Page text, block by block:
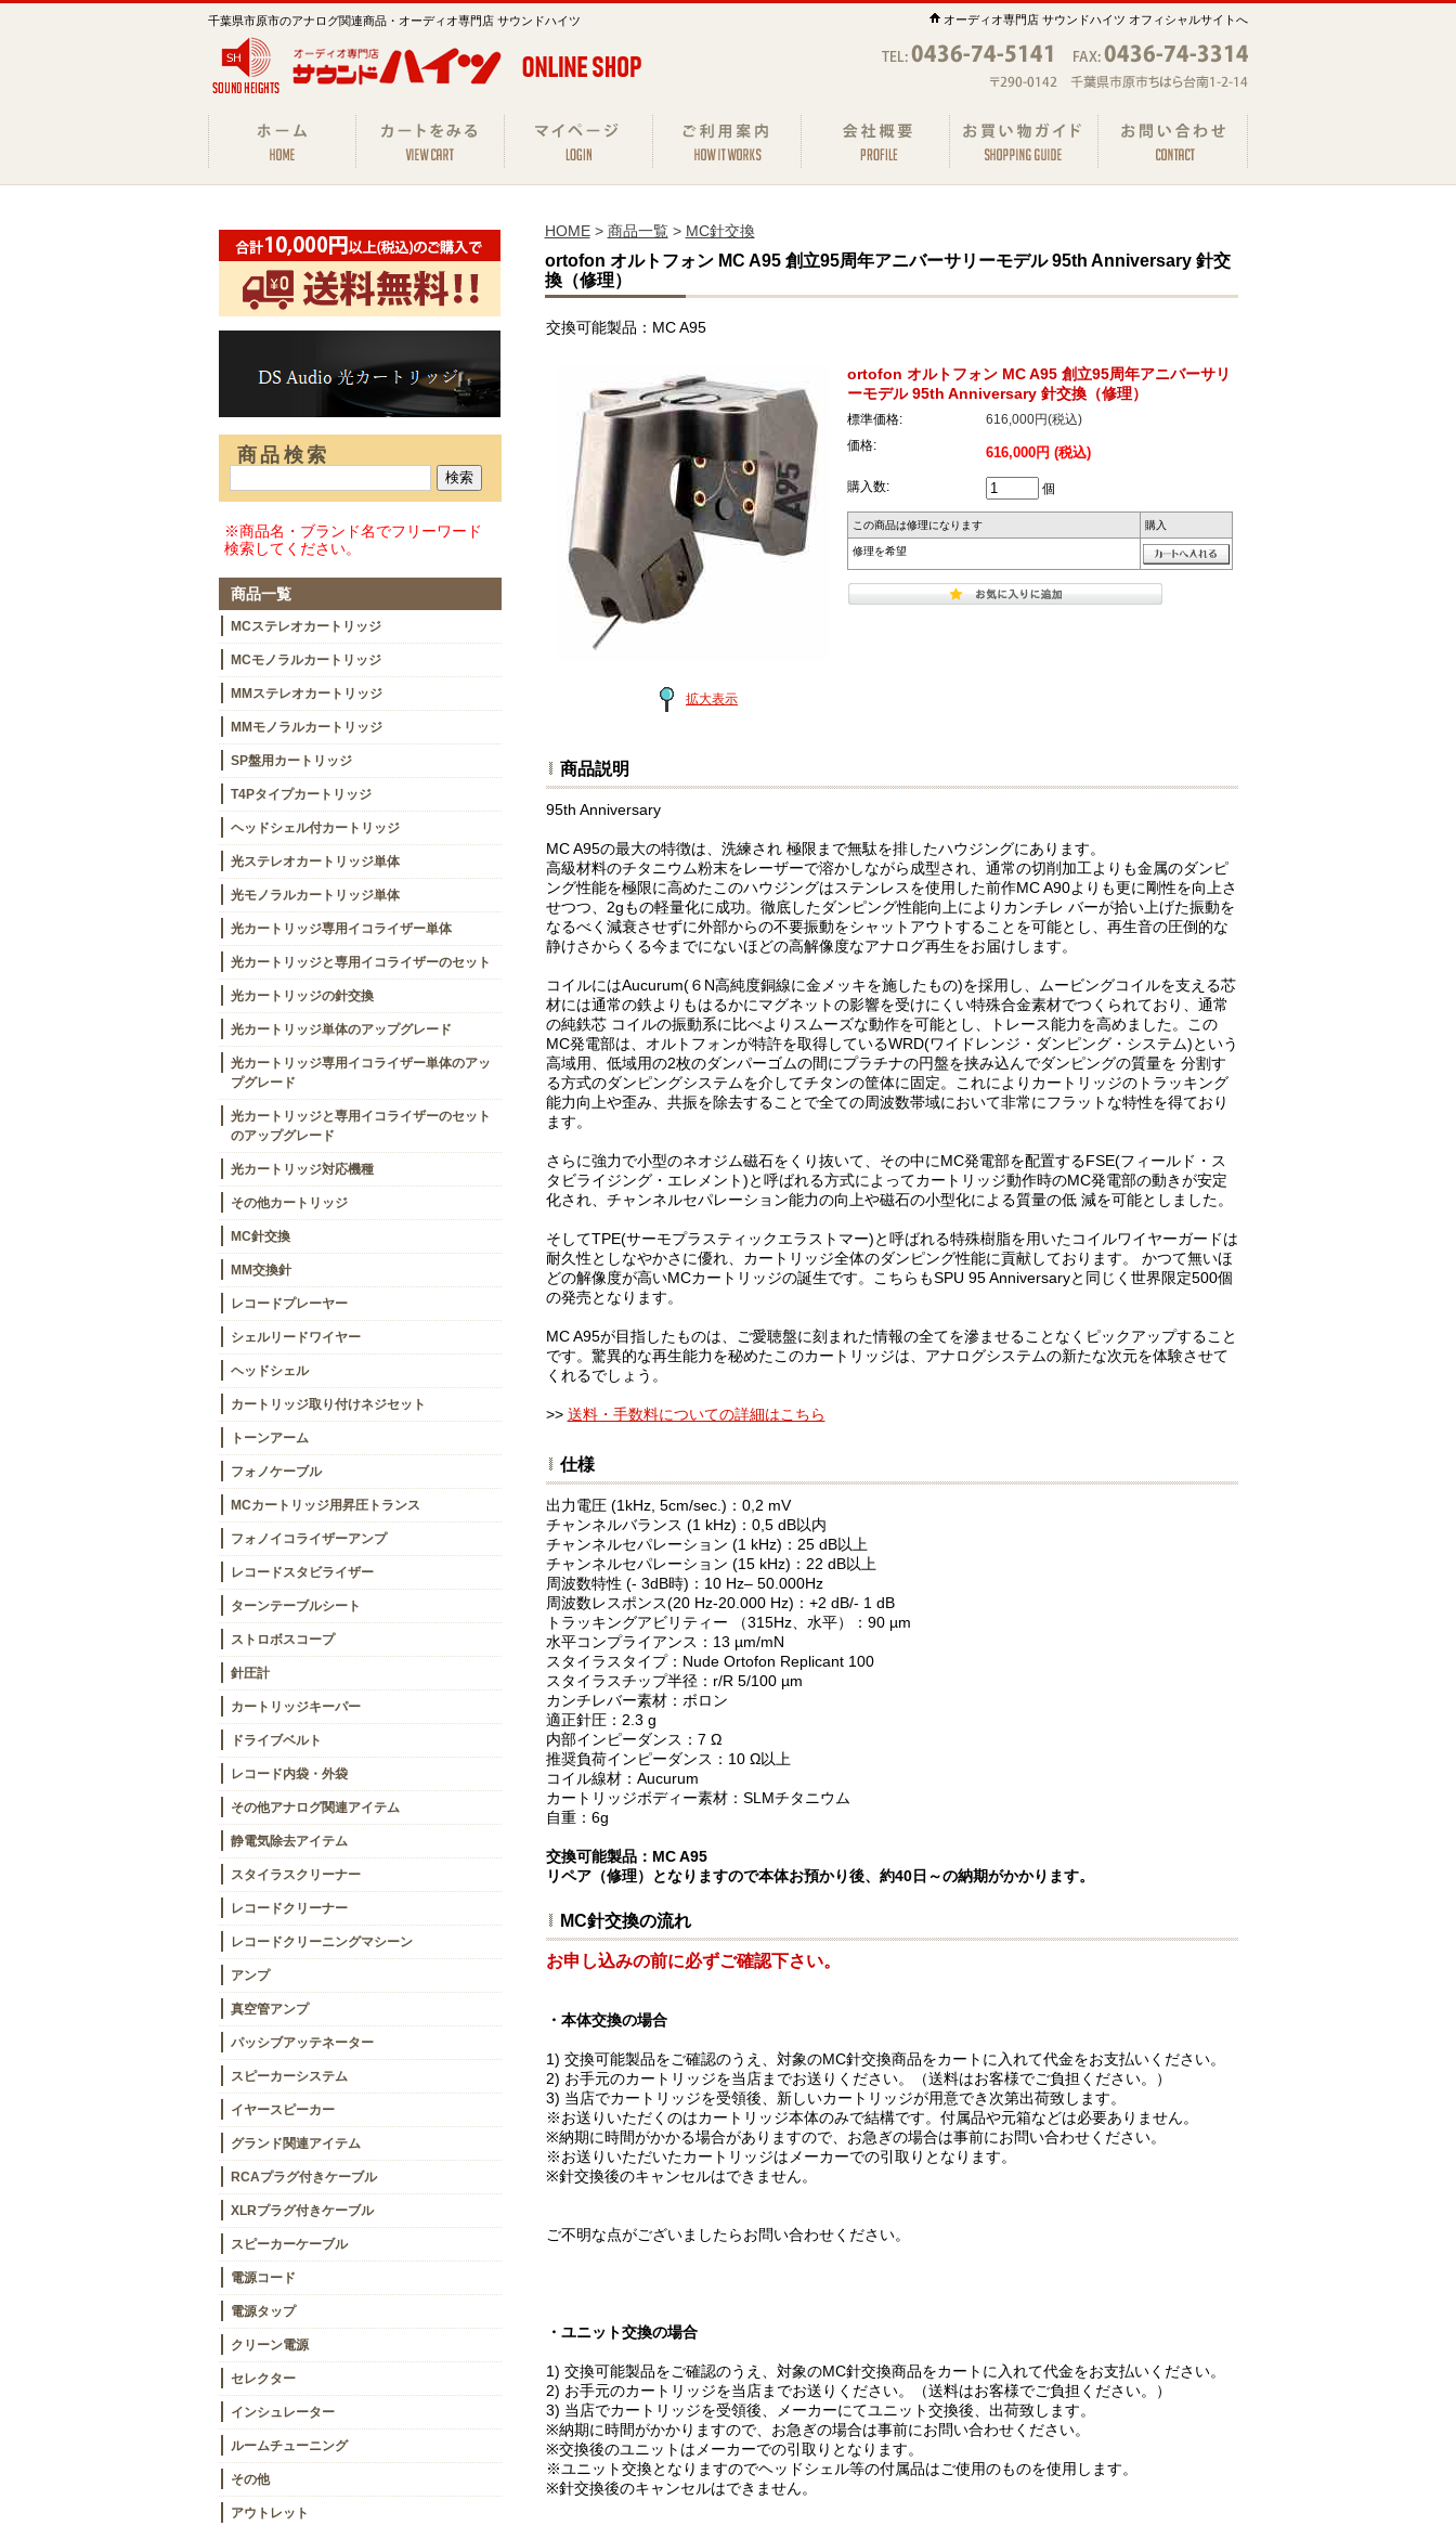
千葉県市原市のアナログ関連商品・オーディオ専門店 サウンドハイツ オーディオ専門店 サウンドハイツ オフィシャルサイトへ
商品検索
※商品名・ブランド名でフリーワード
検索してください。
商品一覧
MCステレオカートリッジ
MCモノラルカートリッジ
MMステレオカートリッジ
MMモノラルカートリッジ
SP盤用カートリッジ
T4Pタイプカートリッジ
ヘッドシェル付カートリッジ
光ステレオカートリッジ単体
光モノラルカートリッジ単体
光カートリッジ専用イコライザー単体
光カートリッジと専用イコライザーのセット
光カートリッジの針交換
光カートリッジ単体のアップグレード
光カートリッジ専用イコライザー単体のアッ
プグレード
光カートリッジと専用イコライザーのセット
のアップグレード
光カートリッジ対応機種
その他カートリッジ
MC針交換
MM交換針
レコードプレーヤー
シェルリードワイヤー
ヘッドシェル
カートリッジ取り付けネジセット
トーンアーム
フォノケーブル
MCカートリッジ用昇圧トランス
フォノイコライザーアンプ
レコードスタビライザー
ターンテーブルシート
ストロボスコープ
針圧計
カートリッジキーパー
ドライブベルト
レコード内袋・外袋
その他アナログ関連アイテム
静電気除去アイテム
スタイラスクリーナー
レコードクリーナー
レコードクリーニングマシーン
アンプ
真空管アンプ
パッシブアッテネーター
スピーカーシステム
イヤースピーカー
グランド関連アイテム
RCAプラグ付きケーブル
XLRプラグ付きケーブル
スピーカーケーブル
電源コード
電源タップ
クリーン電源
セレクター
インシュレーター
ルームチューニング
その他
アウトレット
HOME> 商品一覧> MC針交換
ortofon オルトフォン MC A95 創立95周年アニバーサリーモデル 95th Anniversary 針交
換（修理）
交換可能製品：MC A95
拡大表示
ortofon オルトフォン MC A95 創立95周年アニバーサリ
ーモデル 95th Anniversary 針交換（修理）
標準価格:
616,000円(税込)
価格:
616,000円 (税込)
購入数: 個
この商品は修理になります 購入
修理を希望
商品説明
95th Anniversary
MC A95の最大の特徴は、洗練され 極限まで無駄を排したハウジングにあります。
高級材料のチタニウム粉末をレーザーで溶かしながら成型され、通常の切削加工よりも金属のダンピ
ング性能を極限に高めたこのハウジングはステンレスを使用した前作MC A90よりも更に剛性を向上さ
せつつ、2gもの軽量化に成功。徹底したダンピング性能向上によりカンチレ バーが拾い上げた振動を
なるべく減衰させずに外部からの不要振動をシャットアウトすることを可能とし、再生音の圧倒的な
静けさからくる今までにないほどの高解像度なアナログ再生をお届けします。
コイルにはAucurum(６N高純度銅線に金メッキを施したもの)を採用し、ムービングコイルを支える芯
材には通常の鉄よりもはるかにマグネットの影響を受けにくい特殊合金素材でつくられており、通常
の純鉄芯 コイルの振動系に比べよりスムーズな動作を可能とし、トレース能力を高めました。この
MC発電部は、オルトフォンが特許を取得しているWRD(ワイドレンジ・ダンピング・システム)という
高域用、低域用の2枚のダンパーゴムの間にプラチナの円盤を挟み込んでダンピングの質量を 分割す
る方式のダンピングシステムを介してチタンの筐体に固定。これによりカートリッジのトラッキング
能力向上や歪み、共振を除去することで全ての周波数帯域において非常にフラットな特性を得ており
ます。
さらに強力で小型のネオジム磁石をくり抜いて、その中にMC発電部を配置するFSE(フィールド・ス
タビライジング・エレメント)と呼ばれる方式によってカートリッジ動作時のMC発電部の動きが安定
化され、チャンネルセパレーション能力の向上や磁石の小型化による質量の低 減を可能としました。
そしてTPE(サーモプラスティックエラストマー)と呼ばれる特殊樹脂を用いたコイルワイヤーガードは
耐久性としなやかさに優れ、カートリッジ全体のダンピング性能に貢献しております。 かつて無いほ
どの解像度が高いMCカートリッジの誕生です。こちらもSPU 95 Anniversaryと同じく世界限定500個
の発売となります。
MC A95が目指したものは、ご愛聴盤に刻まれた情報の全てを滲ませることなくピックアップすること
です。驚異的な再生能力を秘めたこのカートリッジは、アナログシステムの新たな次元を体験させて
くれるでしょう。
>> 送料・手数料についての詳細はこちら
仕様
出力電圧 (1kHz, 5cm/sec.)：0,2 mV
チャンネルバランス (1 kHz)：0,5 dB以内
チャンネルセパレーション (1 kHz)：25 dB以上
チャンネルセパレーション (15 kHz)：22 dB以上
周波数特性 (- 3dB時)：10 Hz– 50.000Hz
周波数レスポンス(20 Hz-20.000 Hz)：+2 dB/- 1 dB
トラッキングアビリティー （315Hz、水平）：90 µm
水平コンプライアンス：13 µm/mN
スタイラスタイプ：Nude Ortofon Replicant 100
スタイラスチップ半径：r/R 5/100 µm
カンチレバー素材：ボロン
適正針圧：2.3 g
内部インピーダンス：7 Ω
推奨負荷インピーダンス：10 Ω以上
コイル線材：Aucurum
カートリッジボディー素材：SLMチタニウム
自重：6g
交換可能製品：MC A95
リペア（修理）となりますので本体お預かり後、約40日～の納期がかかります。
MC針交換の流れ
お申し込みの前に必ずご確認下さい。
・本体交換の場合
1) 交換可能製品をご確認のうえ、対象のMC針交換商品をカートに入れて代金をお支払いください。
2) お手元のカートリッジを当店までお送りください。（送料はお客様でご負担ください。）
3) 当店でカートリッジを受領後、新しいカートリッジが用意でき次第出荷致します。
※お送りいただくのはカートリッジ本体のみで結構です。付属品や元箱などは必要ありません。
※納期に時間がかかる場合がありますので、お急ぎの場合は事前にお問い合わせください。
※お送りいただいたカートリッジはメーカーでの引取りとなります。
※針交換後のキャンセルはできません。
ご不明な点がございましたらお問い合わせください。
・ユニット交換の場合
1) 交換可能製品をご確認のうえ、対象のMC針交換商品をカートに入れて代金をお支払いください。
2) お手元のカートリッジを当店までお送りください。（送料はお客様でご負担ください。）
3) 当店でカートリッジを受領後、メーカーにてユニット交換後、出荷致します。
※納期に時間がかかりますので、お急ぎの場合は事前にお問い合わせください。
※交換後のユニットはメーカーでの引取りとなります。
※ユニット交換となりますのでヘッドシェル等の付属品はご使用のものを使用します。
※針交換後のキャンセルはできません。